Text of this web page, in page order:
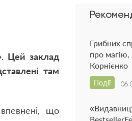
Цей заклад
там
що
Грибних
про
Корнієнко
Події